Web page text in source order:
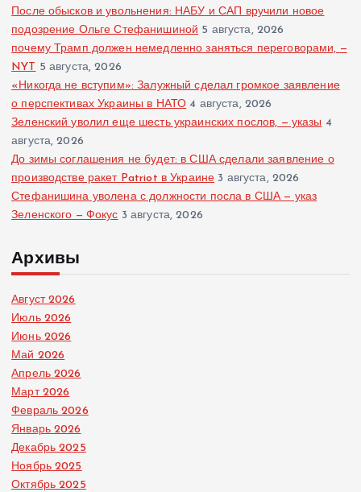
После обысков и увольнения: НАБУ и САП вручили новое
подозрение Ольге Стефанишиной 5 августа, 2026
почему Трамп должен немедленно заняться переговорами, —
NYT 5 августа, 2026
«Никогда не вступим»: Залужный сделал громкое заявление
о перспективах Украины в НАТО 4 августа, 2026
Зеленский уволил еще шесть украинских послов, — указы 4
августа, 2026
До зимы соглашения не будет: в США сделали заявление о
производстве ракет Patriot в Украине 3 августа, 2026
Стефанишина уволена с должности посла в США — указ
Зеленского — Фокус 3 августа, 2026
Архивы
Август 2026
Июль 2026
Июнь 2026
Май 2026
Апрель 2026
Март 2026
Февраль 2026
Январь 2026
Декабрь 2025
Ноябрь 2025
Октябрь 2025